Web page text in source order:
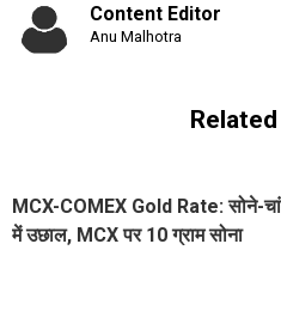
Content Editor
Anu Malhotra
MCX-COMEX Gold Rate: सोने-
में उछाल, MCX पर 10 ग्राम सोना